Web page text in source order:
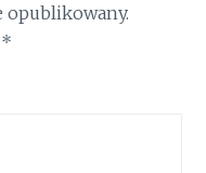
opublikowany.
*